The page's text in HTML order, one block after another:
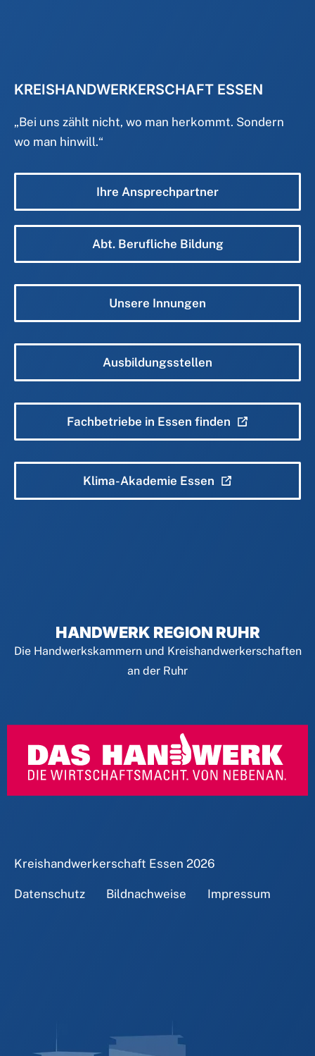
KREISHANDWERKERSCHAFT ESSEN
„Bei uns zählt nicht, wo man herkommt. Sondern
wo man hinwill.“
Ihre Ansprechpartner
Abt. Berufliche Bildung
Unsere Innungen
Ausbildungsstellen
Fachbetriebe in Essen finden
Klima-Akademie Essen
HANDWERK REGION RUHR
Die Handwerkskammern und Kreishandwerkerschaften
an der Ruhr
Kreishandwerkerschaft Essen 2026
Datenschutz Bildnachweise Impressum